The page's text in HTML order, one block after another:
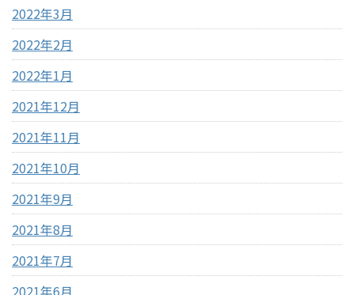
2022年3月
2022年2月
2022年1月
2021年12月
2021年11月
2021年10月
2021年9月
2021年8月
2021年7月
2021年6月